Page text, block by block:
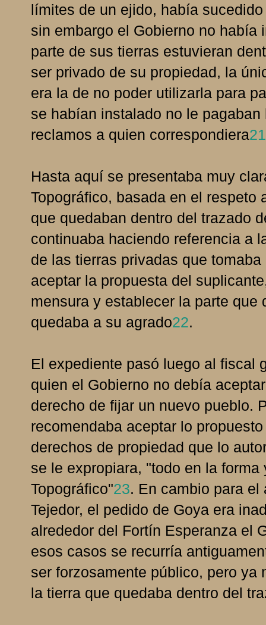
límites de un ejido, había
sin embargo el Gobierno no había
parte de sus tierras estuvieran
ser privado de su propiedad, la
era la de no poder utilizarla para
se habían instalado no le
reclamos a quien correspondiera21
Hasta aquí se presentaba muy
Topográfico, basada en el
que quedaban dentro del trazado
continuaba haciendo referencia a
de las tierras privadas que
aceptar la propuesta del
mensura y establecer la parte
quedaba a su agrado22.
El expediente pasó luego al fiscal
quien el Gobierno no debía
derecho de fijar un nuevo pueblo.
recomendaba aceptar lo
derechos de propiedad que lo
se le expropiara, "todo en la
Topográfico"23. En cambio para el
Tejedor, el pedido de Goya era
alrededor del Fortín Esperanza el
esos casos se recurría
ser forzosamente público, pero ya
la tierra que quedaba dentro del